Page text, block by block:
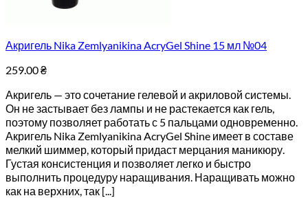
Акригель Nika Zemlyanikina AcryGel Shine 15 мл №04
259.00₴
Акригель — это сочетание гелевой и акриловой системы.
Он не застывает без лампы и не растекается как гель,
поэтому позволяет работать с 5 пальцами одновременно.
Акригель Nika Zemlyanikina AcryGel Shine имеет в составе
мелкий шиммер, который придаст мерцания маникюру.
Густая консистенция и позволяет легко и быстро
выполнить процедуру наращивания. Наращивать можно
как на верхних, так [...]